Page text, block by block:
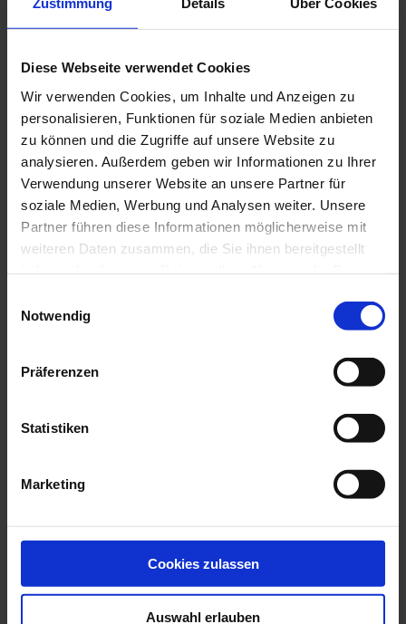
Diese Webseite verwendet Cookies
Wir verwenden Cookies, um Inhalte und Anzeigen zu
personalisieren, Funktionen für soziale Medien anbieten
zu können und die Zugriffe auf unsere Website zu
analysieren. Außerdem geben wir Informationen zu Ihrer
Verwendung unserer Website an unsere Partner für
soziale Medien, Werbung und Analysen weiter. Unsere
Partner führen diese Informationen möglicherweise mit
weiteren Daten zusammen, die Sie ihnen bereitgestellt
Notwendig
Präferenzen
Statistiken
Marketing
Cookies zulassen
Auswahl erlauben
Rauchentwöhnung: Teil der zahnärztlichen
Berufsrecht
Bewertungsportale
Broschüren von BZÄK und KZBV
Mindestlohngesetz
Mitgliederinformationen
Urteil des Bundesgerichtshofs: GOÄ und GOZ –
Personen
Weitere berufsrechtliche Themen
Wege in die Niederlassung
Weiterbildung
Praxisteam
Übersicht
Allgemeine Informationen zur Ausbildung
Ausbildungsverkürzung: Das müssen Zahnärzte
Hilfe bei Problemen in der Ausbildung
Kenntnisse im Strahlenschutz
Offene Baustein Fortbildung (OBF)
Fachwirt/in für zahnärztliches Praxismanagement
Lossprechungen